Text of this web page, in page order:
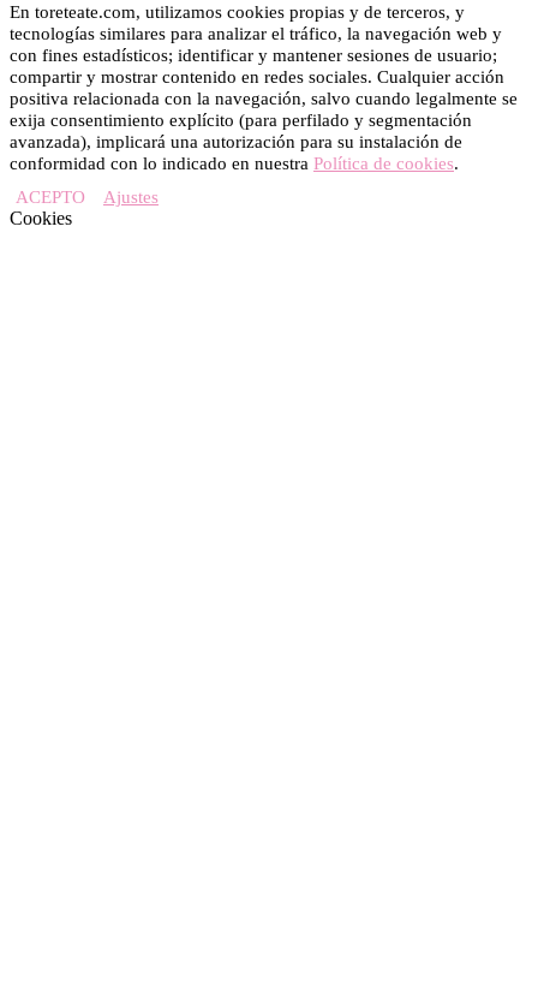
En toreteate.com, utilizamos cookies propias y de terceros, y
tecnologías similares para analizar el tráfico, la navegación web y
con fines estadísticos; identificar y mantener sesiones de usuario;
compartir y mostrar contenido en redes sociales. Cualquier acción
positiva relacionada con la navegación, salvo cuando legalmente se
exija consentimiento explícito (para perfilado y segmentación
avanzada), implicará una autorización para su instalación de
conformidad con lo indicado en nuestra Política de cookies.
ACEPTO
Ajustes
Cookies